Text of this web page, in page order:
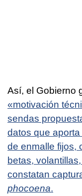
Así, el Gobierno
«motivación
sendas
datos que
de enmalle fijos,
betas,
constatan
phocoena.